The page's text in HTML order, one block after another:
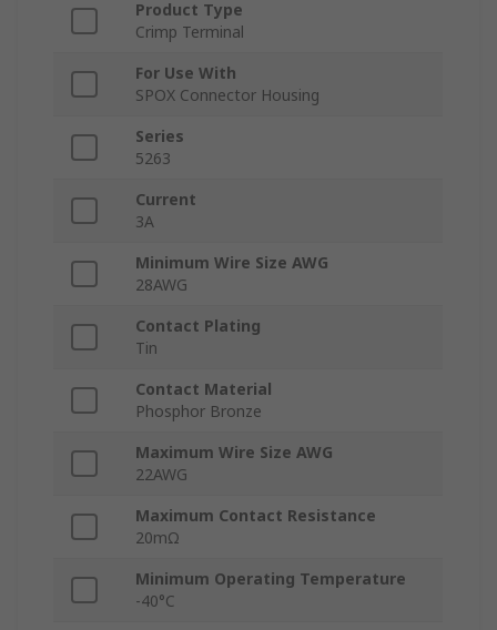
Product Type
Crimp Terminal
For Use With
SPOX Connector Housing
Series
5263
Current
3A
Minimum Wire Size AWG
28AWG
Contact Plating
Tin
Contact Material
Phosphor Bronze
Maximum Wire Size AWG
22AWG
Maximum Contact Resistance
20mΩ
Minimum Operating Temperature
-40°C